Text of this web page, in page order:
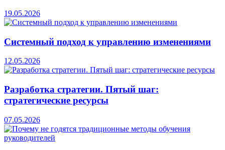
19.05.2026
Системный подход к управлению изменениями
12.05.2026
Разработка стратегии. Пятый шаг:
стратегические ресурсы
07.05.2026